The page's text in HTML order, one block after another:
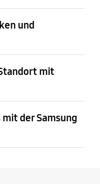
und
mit
der Samsung